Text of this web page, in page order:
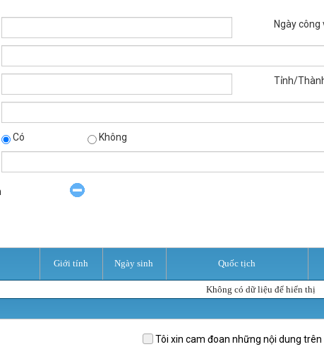
Ngày
Tỉnh/
Có
Không
Giới tính Ngày sinh Quốc tịch
Không có dữ liệu để hiển thị
Tôi xin cam đoan những nội dung